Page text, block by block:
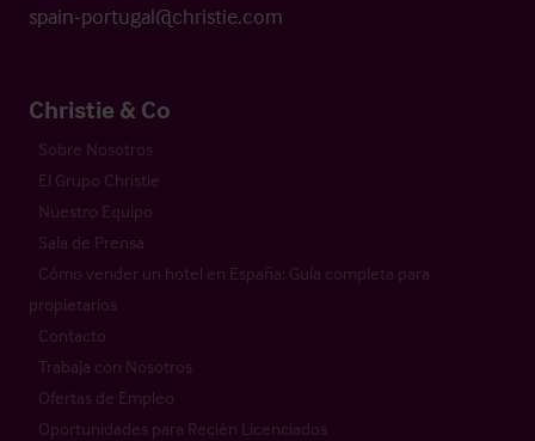
spain-portugal@christie.com
Christie & Co
Sobre Nosotros
El Grupo Christie
Nuestro Equipo
Sala de Prensa
Cómo vender un hotel en España: Guía completa para
propietarios
Contacto
Trabaja con Nosotros
Ofertas de Empleo
Oportunidades para Recién Licenciados